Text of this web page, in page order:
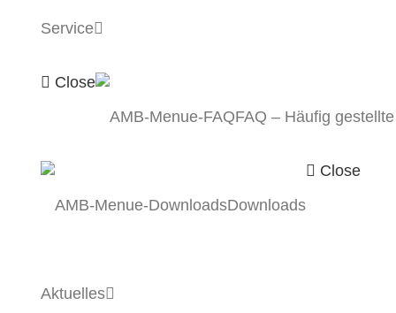
Service
Close
FAQ – Häufig
Downloads
Close
Aktuelles